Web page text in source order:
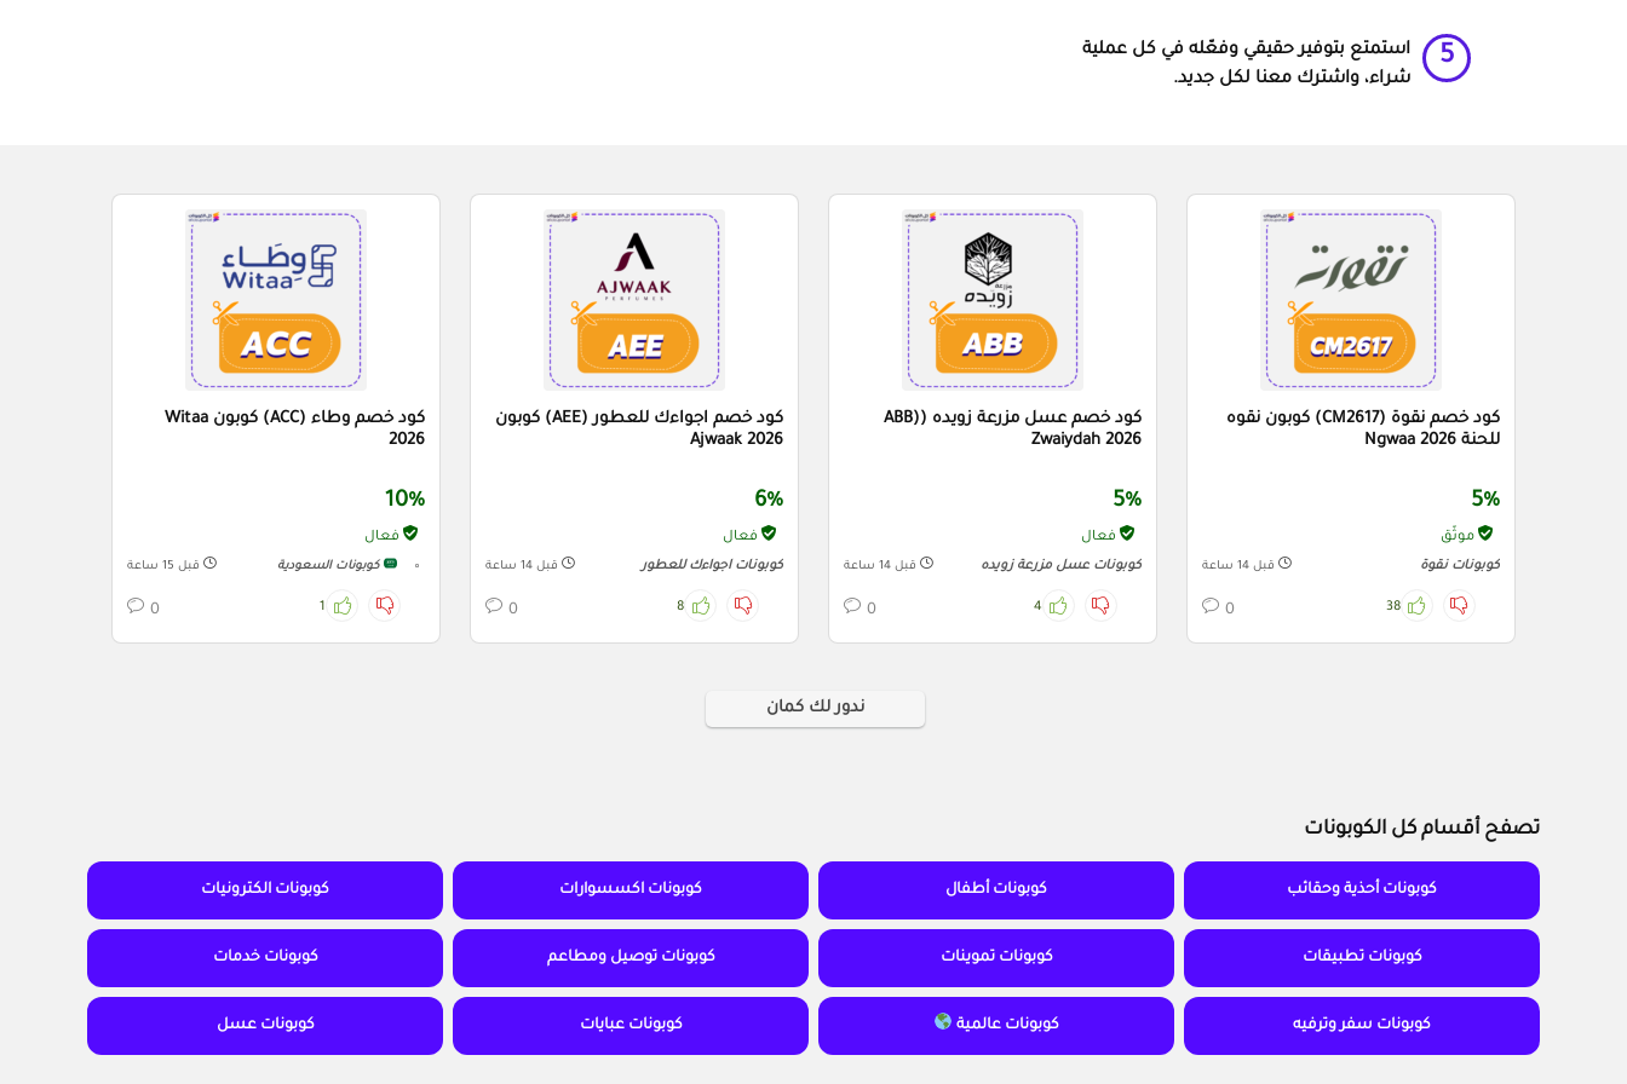
5
استمتع بتوفير حقيقي وفعّله في كل عملية
شراء، واشترك معنا لكل جديد.
كود خصم نقوة (CM2617) كوبون نقوه
للحنة Ngwaa 2026
5%
موثّق
كوبونات نقوة قبل 14 ساعة
38
0
كود خصم عسل مزرعة زويده (ABB)
Zwaiydah 2026
5%
فعال
كوبونات عسل مزرعة زويده قبل 14 ساعة
4
0
كود خصم اجواءك للعطور (AEE) كوبون
Ajwaak 2026
6%
فعال
كوبونات اجواءك للعطور قبل 14 ساعة
8
0
كود خصم وطاء (ACC) كوبون Witaa
2026
10%
فعال
كوبونات السعودية قبل 15 ساعة
1
0
ندور لك كمان
تصفح أقسام كل الكوبونات
كوبونات أحذية وحقائب كوبونات أطفال كوبونات اكسسوارات كوبونات الكترونيات
كوبونات تطبيقات كوبونات تموينات كوبونات توصيل ومطاعم كوبونات خدمات
كوبونات سفر وترفيه كوبونات عالمية كوبونات عبايات كوبونات عسل